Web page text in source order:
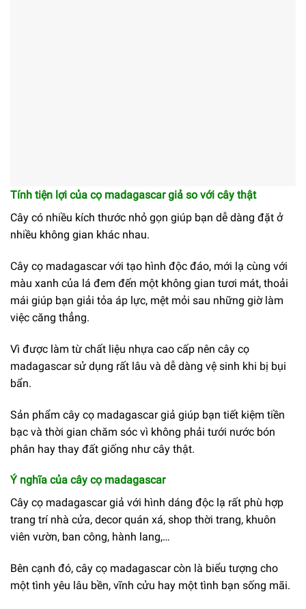
Tính tiện lợi của cọ madagascar giả so với cây thật
Cây có nhiều kích thước nhỏ gọn giúp bạn dễ dàng đặt ở
nhiều không gian khác nhau.
Cây cọ madagascar với tạo hình độc đáo, mới lạ cùng với
màu xanh của lá đem đến một không gian tươi mát, thoải
mái giúp bạn giải tỏa áp lực, mệt mỏi sau những giờ làm
việc căng thẳng.
Vì được làm từ chất liệu nhựa cao cấp nên cây cọ
madagascar sử dụng rất lâu và dễ dàng vệ sinh khi bị bụi
bẩn.
Sản phẩm cây cọ madagascar giả giúp bạn tiết kiệm tiền
bạc và thời gian chăm sóc vì không phải tưới nước bón
phân hay thay đất giống như cây thật.
Ý nghĩa của cây cọ madagascar
Cây cọ madagascar giả với hình dáng độc lạ rất phù hợp
trang trí nhà cửa, decor quán xá, shop thời trang, khuôn
viên vườn, ban công, hành lang,…
Bên cạnh đó, cây cọ madagascar còn là biểu tượng cho
một tình yêu lâu bền, vĩnh cửu hay một tình bạn sống mãi.